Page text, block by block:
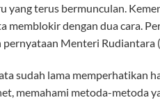
yang terus bermunculan.
dengan dua cara.
pernyataan Menteri Rudiantara
sudah lama memperhatikan
memahami metoda-metoda